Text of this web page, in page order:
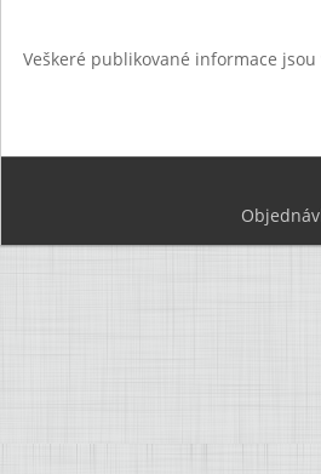
Veškeré publikované informace